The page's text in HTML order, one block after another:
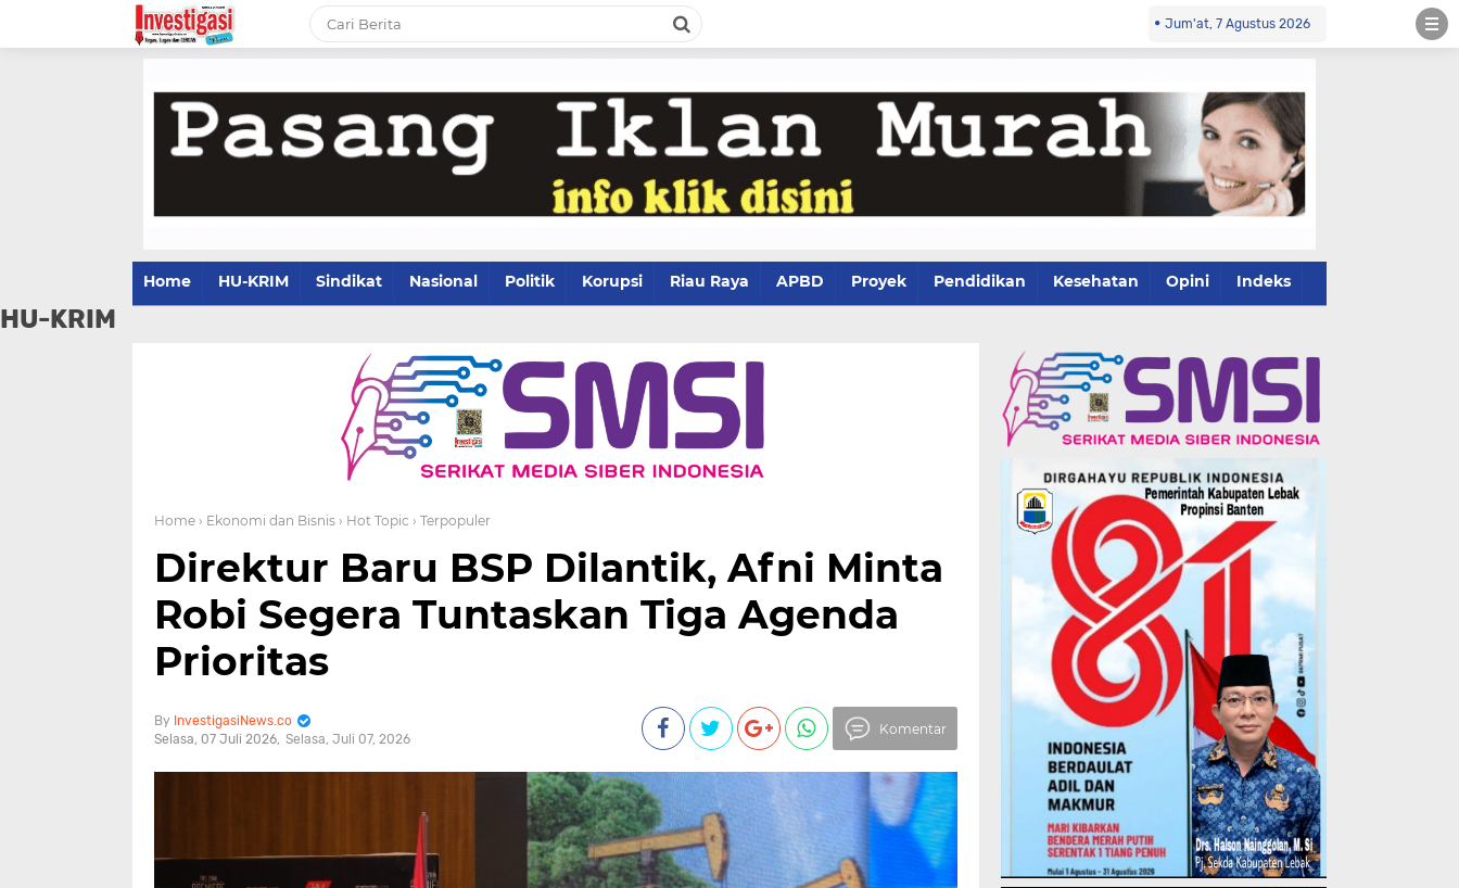
Jum'at, 7 Agustus 2026
Home HU-KRIM Sindikat Nasional Politik Korupsi Riau Raya APBD Proyek Pendidikan Kesehatan Opini Indeks
HU-KRIM
Home › Ekonomi dan Bisnis › Hot Topic › Terpopuler
Direktur Baru BSP Dilantik, Afni Minta
Robi Segera Tuntaskan Tiga Agenda
Prioritas
InvestigasiNews.co
Selasa, 07 Juli 2026 Selasa, Juli 07, 2026
Komentar